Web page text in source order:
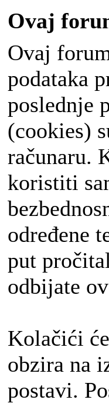
Ovaj
Ovaj
podataka
poslednje
(cookies)
računaru.
koristiti
određene
put
odbijate
Kolačići
obzira na
postavi.